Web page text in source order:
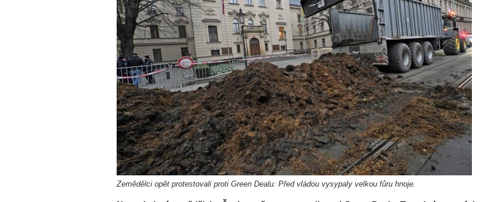
Zemědělci opět protestovali proti Green Dealu: Před vládou vysypaly velkou fůru hnoje.